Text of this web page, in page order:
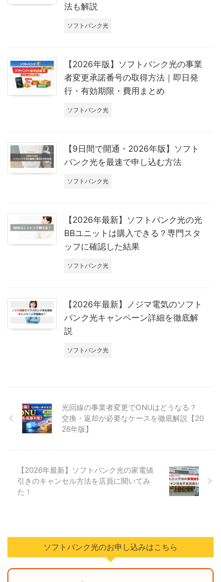
法も解説
ソフトバンク光
【2026年版】ソフトバンク光の事業
者変更承諾番号の取得方法｜即日発
行・有効期限・費用まとめ
ソフトバンク光
【9日間で開通・2026年版】ソフト
バンク光を最速で申し込む方法
ソフトバンク光
【2026年最新】ソフトバンク光の光
BBユニットは購入できる？専門スタ
ッフに確認した結果
ソフトバンク光
【2026年最新】ノジマ電気のソフト
バンク光キャンペーン詳細を徹底解
説
ソフトバンク光
光回線の事業者変更でONUはどうなる？
交換・返却が必要なケースを徹底解説【20
26年版】
【2026年最新】ソフトバンク光の家電値
引きのキャンセル方法を店員に聞いてみ
た！
ソフトバンク光のお申し込みはこちら